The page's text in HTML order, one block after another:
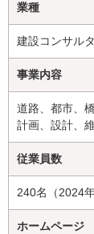
業種
建設コンサル
事業内容
道路、都市、
計画、設計、
従業員数
240名（2024
ホームページ